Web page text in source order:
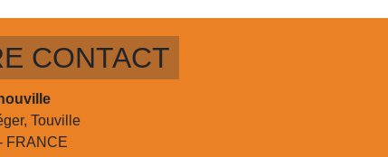
CONTACT
Touville
FRANCE